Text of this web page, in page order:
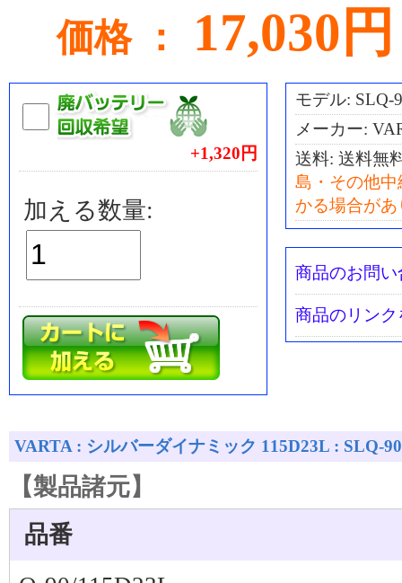
価格 ： 17,030円
モデル: SLQ-
メーカー:
送料: 送料無
島・その他
かる場合が
+1,320円
加える数量:
商品のお問い
商品のリン
VARTA : シルバーダイナミック 115D23L : SLQ-90
【製品諸元】
品番